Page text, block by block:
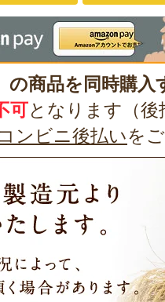
の商品を同時購入
可となります（
コンビニ後払いを